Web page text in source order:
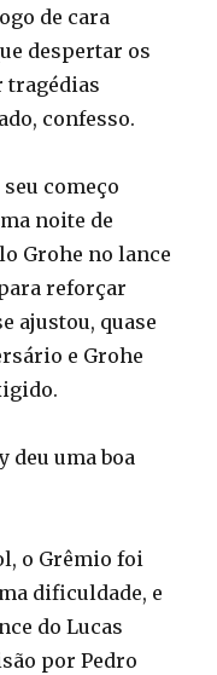
de cara
despertar os
tragédias
confesso.
começo
noite de
Grohe no lance
reforçar
ajustou, quase
e Grohe
deu uma boa
o Grêmio foi
dificuldade, e
do Lucas
por Pedro